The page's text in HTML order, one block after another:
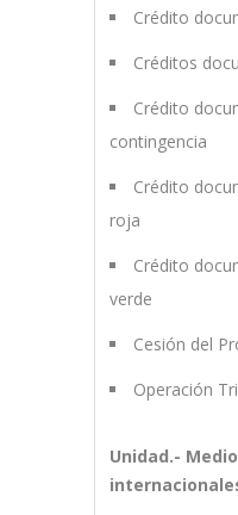
Crédito
Créditos
Crédito
contingencia
Crédito
roja
Crédito
verde
Cesión del
Operación
Unidad.-